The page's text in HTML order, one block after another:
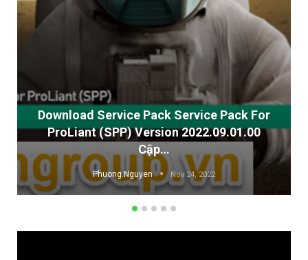
Pack For
Cisco AnyConnect Secure
Cisco Secure Client 5.x
Phuong.Nguyen